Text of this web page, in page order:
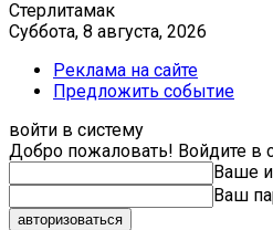
Стерлитамак
Суббота, 8 августа, 2026
Реклама на сайте
Предложить событие
войти в систему
Добро пожаловать! Войдите в
Ваше
Ваш